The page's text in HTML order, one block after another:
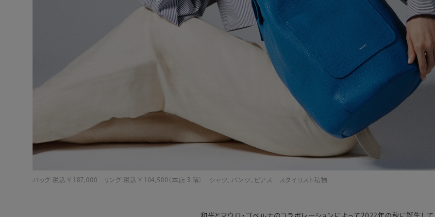
バッグ 税込￥187,000 リング 税込￥104,500（本店３階） シャツ、パンツ、ピアス スタイリスト私物